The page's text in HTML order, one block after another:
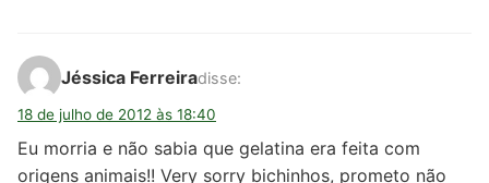
Jéssica Ferreiradisse:
18 de julho de 2012 às 18:40
Eu morria e não sabia que gelatina era feita com
origens animais!! Very sorry bichinhos, prometo não